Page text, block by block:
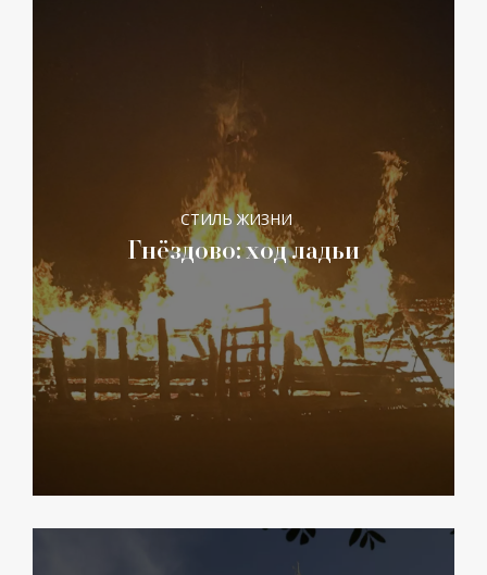
СТИЛЬ ЖИЗНИ
Гнёздово: ход ладьи